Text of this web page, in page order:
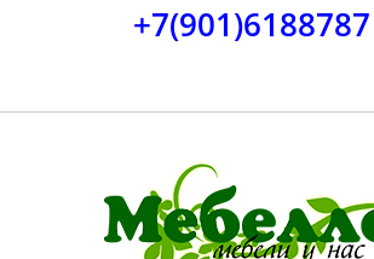
+7(901)6188787